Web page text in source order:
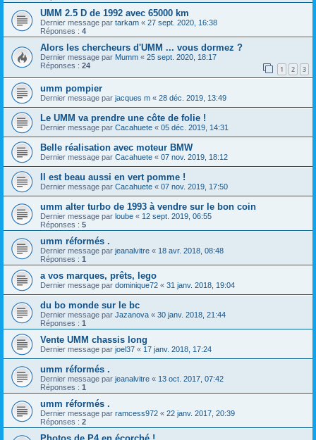
UMM 2.5 D de 1992 avec 65000 km
Dernier message par tarkam « 27 sept. 2020, 16:38
Réponses : 4
Alors les chercheurs d'UMM ... vous dormez ?
Dernier message par Mumm « 25 sept. 2020, 18:17
Réponses : 24 1 2 3
umm pompier
Dernier message par jacques m « 28 déc. 2019, 13:49
Le UMM va prendre une côte de folie !
Dernier message par Cacahuete « 05 déc. 2019, 14:31
Belle réalisation avec moteur BMW
Dernier message par Cacahuete « 07 nov. 2019, 18:12
Il est beau aussi en vert pomme !
Dernier message par Cacahuete « 07 nov. 2019, 17:50
umm alter turbo de 1993 à vendre sur le bon coin
Dernier message par loube « 12 sept. 2019, 06:55
Réponses : 5
umm réformés .
Dernier message par jeanalvitre « 18 avr. 2018, 08:48
Réponses : 1
a vos marques, prêts, lego
Dernier message par dominique72 « 31 janv. 2018, 19:04
du bo monde sur le bc
Dernier message par Jazanova « 30 janv. 2018, 21:44
Réponses : 1
Vente UMM chassis long
Dernier message par joel37 « 17 janv. 2018, 17:24
umm réformés .
Dernier message par jeanalvitre « 13 oct. 2017, 07:42
Réponses : 1
umm réformés .
Dernier message par ramcess972 « 22 janv. 2017, 20:39
Réponses : 2